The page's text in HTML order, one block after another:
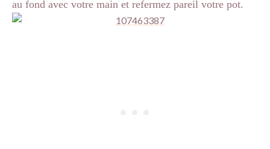
au fond avec votre main et refermez pareil votre pot.